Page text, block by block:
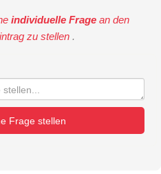
individuelle Frage an den
zu stellen .
Frage stellen